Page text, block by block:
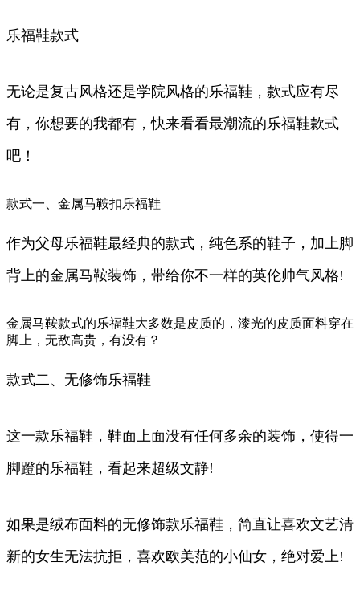
乐福鞋款式
无论是复古风格还是学院风格的乐福鞋，款式应有尽
有，你想要的我都有，快来看看最潮流的乐福鞋款式
吧！
款式一、金属马鞍扣乐福鞋
作为父母乐福鞋最经典的款式，纯色系的鞋子，加上脚
背上的金属马鞍装饰，带给你不一样的英伦帅气风格!
金属马鞍款式的乐福鞋大多数是皮质的，漆光的皮质面料穿在
脚上，无敌高贵，有没有？
款式二、无修饰乐福鞋
这一款乐福鞋，鞋面上面没有任何多余的装饰，使得一
脚蹬的乐福鞋，看起来超级文静!
如果是绒布面料的无修饰款乐福鞋，简直让喜欢文艺清
新的女生无法抗拒，喜欢欧美范的小仙女，绝对爱上!